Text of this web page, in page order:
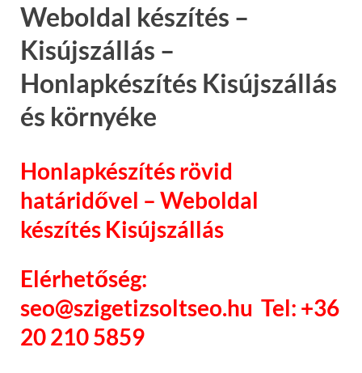
Weboldal készítés –
Kisújszállás –
Honlapkészítés Kisújszállás
és környéke
Honlapkészítés rövid
határidővel – Weboldal
készítés Kisújszállás
Elérhetőség:
seo@szigetizsoltseo.hu Tel: +36
20 210 5859